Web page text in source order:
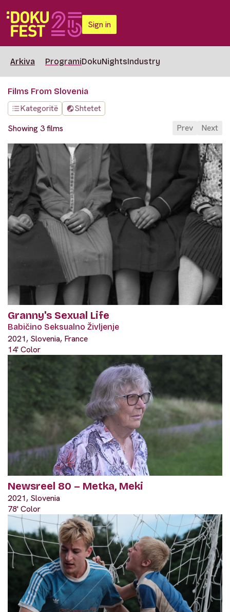
Sign in
Arkiva ProgramiDokuNightsIndustry
Films From Slovenia
Kategoritë
Shtetet
Showing 3 films
Prev Next
Granny's Sexual Life
Babičino Seksualno Življenje
2021, Slovenia, France
14' Color
Newsreel 80 – Metka, Meki
2021, Slovenia
78' Color